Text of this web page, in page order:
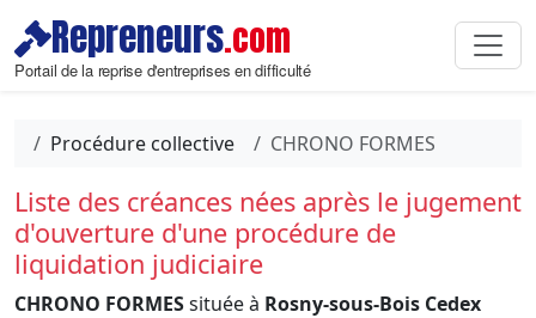
Repreneurs.com
Portail de la reprise d'entreprises en difficulté
Procédure collective CHRONO FORMES
Liste des créances nées après le jugement
d'ouverture d'une procédure de
liquidation judiciaire
CHRONO FORMESsituée à Rosny-sous-Bois Cedex